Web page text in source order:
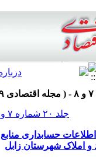
جلد ۲۰ شماره ۷ و ۸ صفحات ۱۱۱-۹۷
اطلاعات حسابداری
و املاک شهرستان زابل